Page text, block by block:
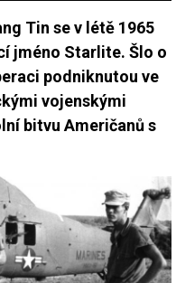
Tin se v létě 1965
jméno Starlite. Šlo o
podniknutou ve
vojenskými
bitvu Američanů s